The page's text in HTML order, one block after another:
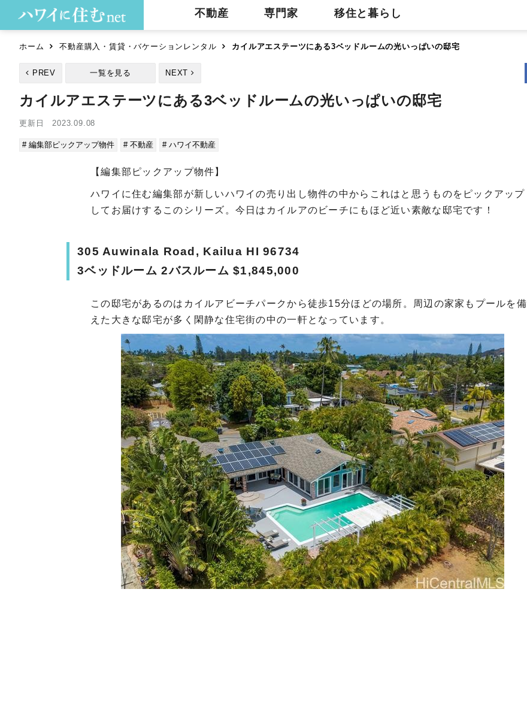
不動産 専門家 移住と暮らし
ホーム 不動産購入・賃貸・バケーションレンタル カイルアエステーツにある3ベッドルームの光いっぱいの邸宅
PREV 一覧を見る NEXT
カイルアエステーツにある3ベッドルームの光いっぱいの邸宅
更新日 2023.09.08
# 編集部ピックアップ物件 # 不動産 # ハワイ不動産
【編集部ピックアップ物件】
ハワイに住む編集部が新しいハワイの売り出し物件の中からこれはと思うものをピックアップ
してお届けするこのシリーズ。今日はカイルアのビーチにもほど近い素敵な邸宅です！
305 Auwinala Road, Kailua HI 96734
3ベッドルーム 2バスルーム $1,845,000
この邸宅があるのはカイルアビーチパークから徒歩15分ほどの場所。周辺の家家もプールを備
えた大きな邸宅が多く閑静な住宅街の中の一軒となっています。